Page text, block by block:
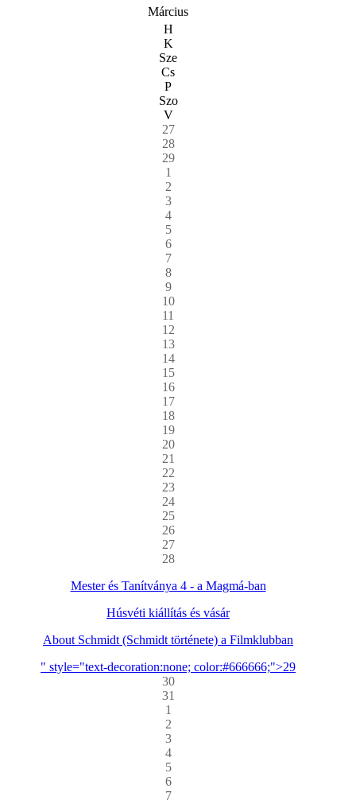
Március
H
K
Sze
Cs
P
Szo
V
27
28
29
1
2
3
4
5
6
7
8
9
10
11
12
13
14
15
16
17
18
19
20
21
22
23
24
25
26
27
28
Mester és Tanítványa 4 - a Magmá-ban
Húsvéti kiállítás és vásár
About Schmidt (Schmidt története) a Filmklubban
" style="text-decoration:none; color:#666666;">29
30
31
1
2
3
4
5
6
7